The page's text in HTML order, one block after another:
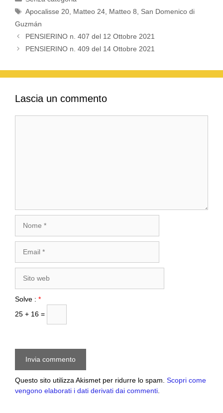
Tag
Apocalisse 20, Matteo 24, Matteo 8, San Domenico di
Guzmán
PENSIERINO n. 407 del 12 Ottobre 2021
PENSIERINO n. 409 del 14 Ottobre 2021
Lascia un commento
web
Solve : *
25 + 16 =
Questo sito utilizza Akismet per ridurre lo spam. Scopri come
vengono elaborati i dati derivati dai commenti.